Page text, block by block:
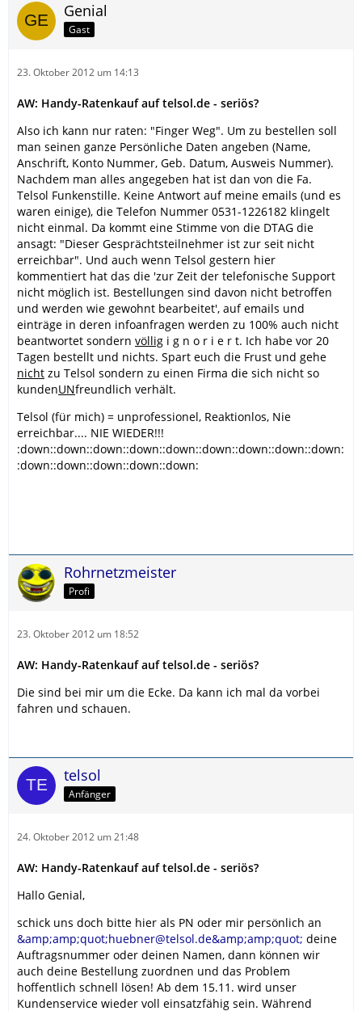
Genial
Gast
23. Oktober 2012 um 14:13
AW: Handy-Ratenkauf auf telsol.de - seriös?
Also ich kann nur raten: "Finger Weg". Um zu bestellen soll
man seinen ganze Persönliche Daten angeben (Name,
Anschrift, Konto Nummer, Geb. Datum, Ausweis Nummer).
Nachdem man alles angegeben hat ist dan von die Fa.
Telsol Funkenstille. Keine Antwort auf meine emails (und es
waren einige), die Telefon Nummer 0531-1226182 klingelt
nicht einmal. Da kommt eine Stimme von die DTAG die
ansagt: "Dieser Gesprächtsteilnehmer ist zur seit nicht
erreichbar". Und auch wenn Telsol gestern hier
kommentiert hat das die 'zur Zeit der telefonische Support
nicht möglich ist. Bestellungen sind davon nicht betroffen
und werden wie gewohnt bearbeitet', auf emails und
einträge in deren infoanfragen werden zu 100% auch nicht
beantwortet sondern völlig i g n o r i e r t. Ich habe vor 20
Tagen bestellt und nichts. Spart euch die Frust und gehe
nicht zu Telsol sondern zu einen Firma die sich nicht so
kundenUNfreundlich verhält.
Telsol (für mich) = unprofessionel, Reaktionlos, Nie
erreichbar.... NIE WIEDER!!!
:down::down::down::down::down::down::down::down::down:
:down::down::down::down::down:
Rohrnetzmeister
Profi
23. Oktober 2012 um 18:52
AW: Handy-Ratenkauf auf telsol.de - seriös?
Die sind bei mir um die Ecke. Da kann ich mal da vorbei
fahren und schauen.
telsol
Anfänger
24. Oktober 2012 um 21:48
AW: Handy-Ratenkauf auf telsol.de - seriös?
Hallo Genial,
schick uns doch bitte hier als PN oder mir persönlich an
&amp;amp;quot;huebner@telsol.de&amp;amp;quot; deine
Auftragsnummer oder deinen Namen, dann können wir
auch deine Bestellung zuordnen und das Problem
hoffentlich schnell lösen! Ab dem 15.11. wird unser
Kundenservice wieder voll einsatzfähig sein. Während